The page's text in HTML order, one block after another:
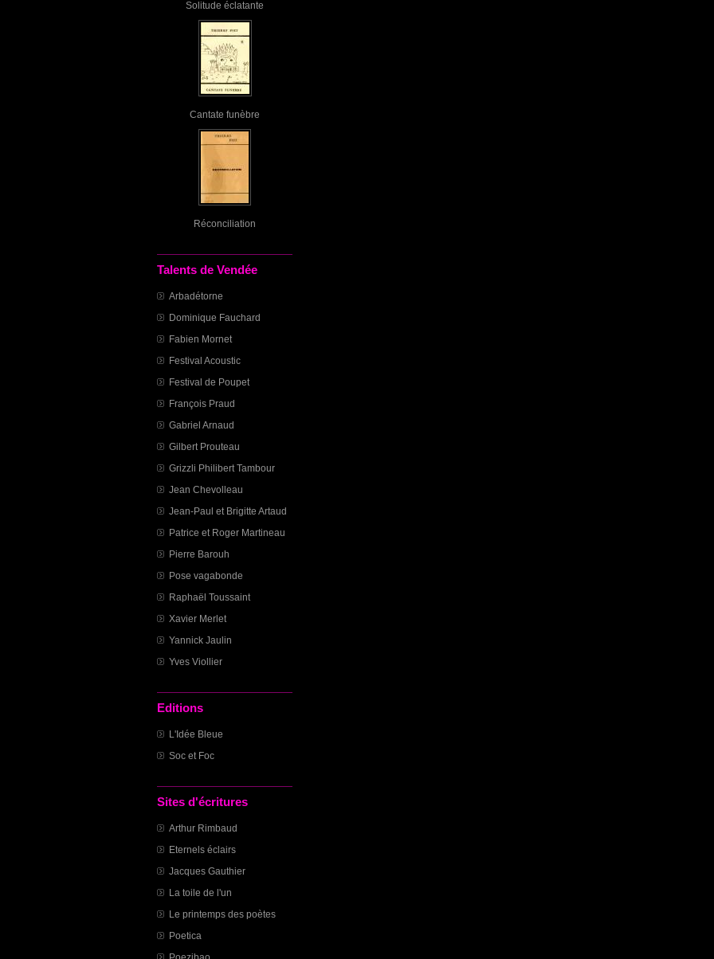
Solitude éclatante
Cantate funèbre
Réconciliation
Talents de Vendée
Arbadétorne
Dominique Fauchard
Fabien Mornet
Festival Acoustic
Festival de Poupet
François Praud
Gabriel Arnaud
Gilbert Prouteau
Grizzli Philibert Tambour
Jean Chevolleau
Jean-Paul et Brigitte Artaud
Patrice et Roger Martineau
Pierre Barouh
Pose vagabonde
Raphaël Toussaint
Xavier Merlet
Yannick Jaulin
Yves Viollier
Editions
L'Idée Bleue
Soc et Foc
Sites d'écritures
Arthur Rimbaud
Eternels éclairs
Jacques Gauthier
La toile de l'un
Le printemps des poètes
Poetica